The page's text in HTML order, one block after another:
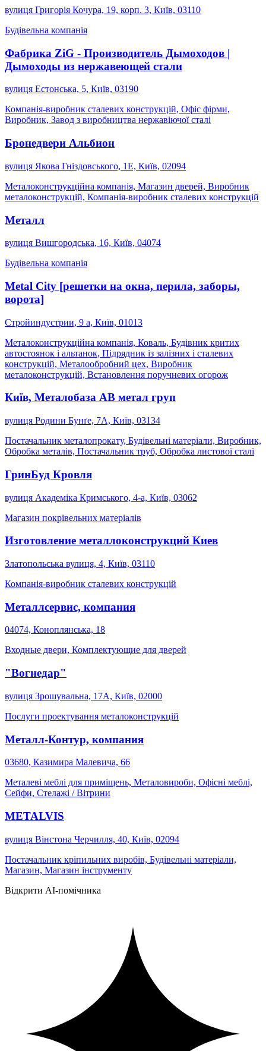
вулиця Григорія Кочура, 19, корп. 3, Київ, 03110
Будівельна компанія
Фабрика ZiG - Производитель Дымоходов |
Дымоходы из нержавеющей стали
вулиця Естонська, 5, Київ, 03190
Компанія-виробник сталевих конструкцій, Офіс фірми,
Виробник, Завод з виробництва нержавіючої сталі
Бронедвери Альбион
вулиця Якова Гніздовського, 1Е, Київ, 02094
Металоконструкційна компанія, Магазин дверей, Виробник
металоконструкцій, Компанія-виробник сталевих конструкцій
Металл
вулиця Вишгородська, 16, Київ, 04074
Будівельна компанія
Metal City [решетки на окна, перила, заборы,
ворота]
Стройиндустрии, 9 а, Київ, 01013
Металоконструкційна компанія, Коваль, Будівник критих
автостоянок і альтанок, Підрядник із залізних і сталевих
конструкцій, Металообробний цех, Виробник
металоконструкцій, Встановлення поручневих огорож
Київ, Металобаза АВ метал груп
вулиця Родини Бунґе, 7А, Київ, 03134
Постачальник металопрокату, Будівельні матеріали, Виробник,
Обробка металів, Постачальник труб, Обробка листової сталі
ГринБуд Кровля
вулиця Академіка Кримського, 4-а, Київ, 03062
Магазин покрівельних матеріалів
Изготовление металлоконструкций Киев
Златопольська вулиця, 4, Київ, 03110
Компанія-виробник сталевих конструкцій
Металлсервис, компания
04074, Коноплянська, 18
Входные двери, Комплектующие для дверей
"Вогнедар"
вулиця Зрошувальна, 17А, Київ, 02000
Послуги проектування металоконструкцій
Металл-Контур, компания
03680, Казимира Малевича, 66
Металеві меблі для приміщень, Металовироби, Офісні меблі,
Сейфи, Стелажі / Вітрини
METALVIS
вулиця Вінстона Черчилля, 40, Київ, 02094
Постачальник кріпильних виробів, Будівельні матеріали,
Магазин, Магазин інструменту
Відкрити AI-помічника